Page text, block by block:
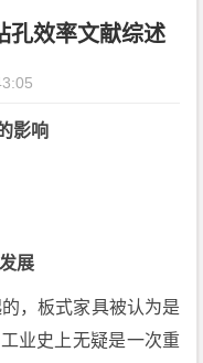
孔效率文献综述
影响
展
，板式家具被认为是
业史上无疑是一次重